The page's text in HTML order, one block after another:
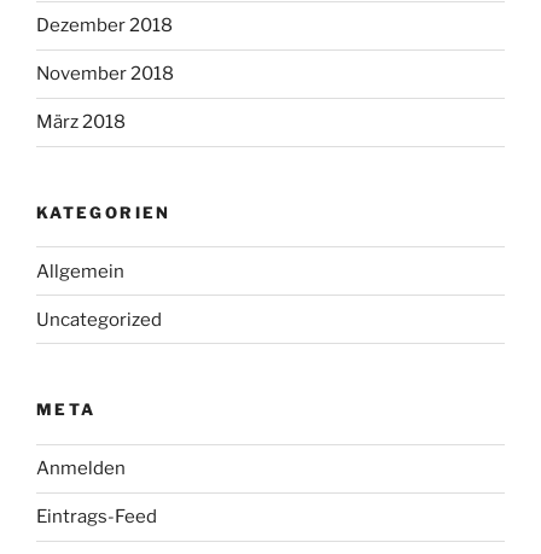
Dezember 2018
November 2018
März 2018
KATEGORIEN
Allgemein
Uncategorized
META
Anmelden
Eintrags-Feed